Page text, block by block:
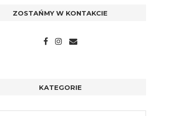
ZOSTAŃMY W KONTAKCIE
KATEGORIE